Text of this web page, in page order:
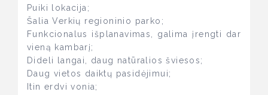
Puiki lokacija;
Šalia Verkių regioninio parko;
Funkcionalus išplanavimas, galima įrengti dar
vieną kambarį;
Dideli langai, daug natūralios šviesos;
Daug vietos daiktų pasidėjimui;
Itin erdvi vonia;